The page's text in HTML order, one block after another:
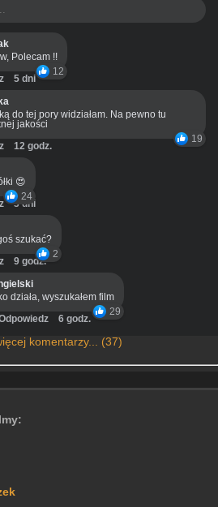
Polecam !!
12
5 dni
do tej pory widziałam. Na pewno tu
jakości
19
12 godz.
😍
24
3 dni
szukać?
2
9 godz.
działa, wyszukałem film
29
6 godz.
komentarzy... (37)